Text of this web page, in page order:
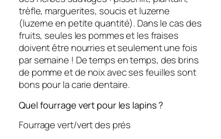
trèfle, marguerites, soucis et luzerne
(luzerne en petite quantité). Dans le cas des
fruits, seules les pommes et les fraises
doivent être nourries et seulement une fois
par semaine ! De temps en temps, des brins
de pomme et de noix avec ses feuilles sont
bons pour la carie dentaire.
Quel fourrage vert pour les lapins ?
Fourrage vert/vert des prés